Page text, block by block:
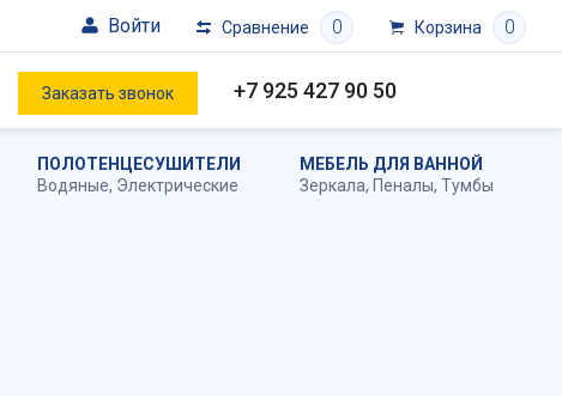
Войти Сравнение 0 Корзина 0
Заказать звонок +7 925 427 90 50
ПОЛОТЕНЦЕСУШИТЕЛИ
Водяные, Электрические
МЕБЕЛЬ ДЛЯ ВАННОЙ
Зеркала, Пеналы, Тумбы